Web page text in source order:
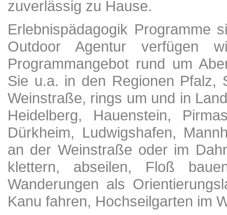
zuverlässig zu Hause.
Erlebnispädagogik Programme
Outdoor Agentur verfügen
Programmangebot rund um
Sie u.a. in den Regionen Pfalz,
Weinstraße, rings um und in
Heidelberg, Hauenstein,
Dürkheim, Ludwigshafen,
an der Weinstraße oder im
klettern, abseilen, Floß
Wanderungen als
Kanu fahren, Hochseilgarten im